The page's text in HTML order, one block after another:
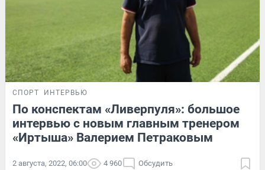
СПОРТ ИНТЕРВЬЮ
По конспектам «Ливерпуля»: большое
интервью с новым главным тренером
«Иртыша» Валерием Петраковым
2 августа, 2022, 06:00 4 960 Обсудить